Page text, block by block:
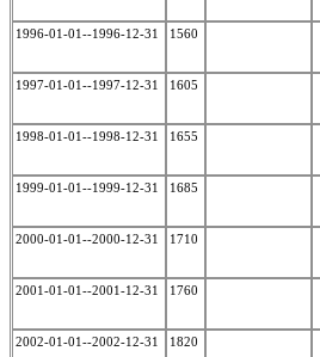
1996-01-01--1996-12-31 1560
1997-01-01--1997-12-31 1605
1998-01-01--1998-12-31 1655
1999-01-01--1999-12-31 1685
2000-01-01--2000-12-31 1710
2001-01-01--2001-12-31 1760
2002-01-01--2002-12-31 1820